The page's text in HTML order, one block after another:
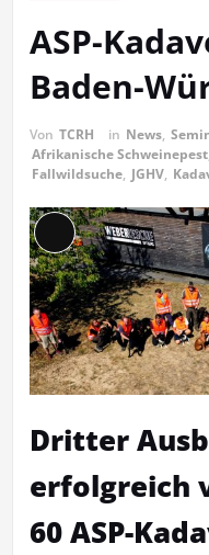
ASP-
Baden-
Von TCRH in News,
Afrikanische Schweinepest,
Fallwildsuche, JGHV,
Lange
Beschreibung
Dritter
erfolgreich
60 ASP-